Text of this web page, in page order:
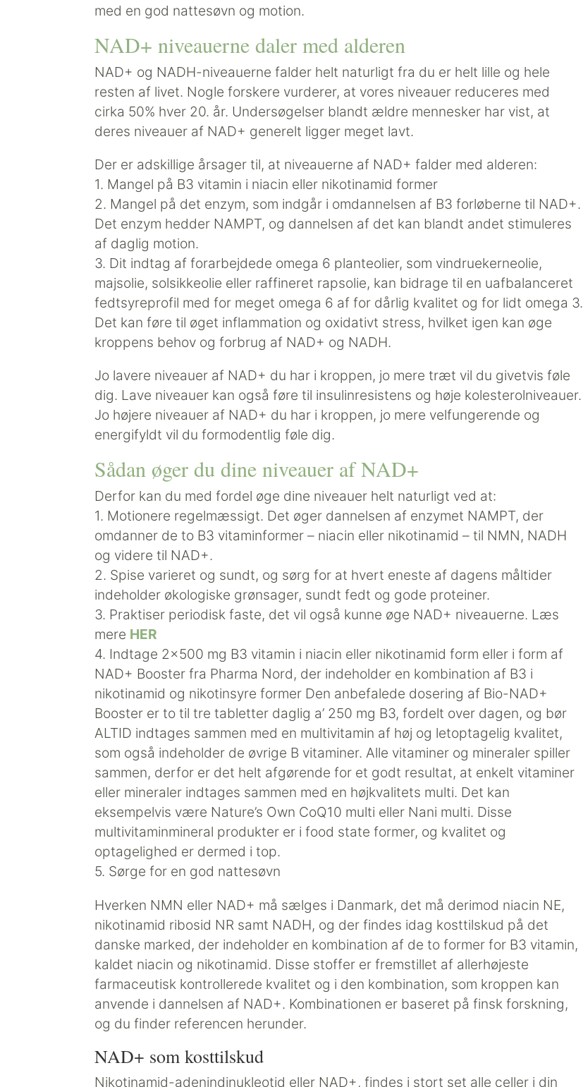
med en god nattesøvn og motion.
NAD+ niveauerne daler med alderen
NAD+ og NADH-niveauerne falder helt naturligt fra du er helt lille og hele
resten af livet. Nogle forskere vurderer, at vores niveauer reduceres med
cirka 50% hver 20. år. Undersøgelser blandt ældre mennesker har vist, at
deres niveauer af NAD+ generelt ligger meget lavt.
Der er adskillige årsager til, at niveauerne af NAD+ falder med alderen:
1. Mangel på B3 vitamin i niacin eller nikotinamid former
2. Mangel på det enzym, som indgår i omdannelsen af B3 forløberne til NAD+.
Det enzym hedder NAMPT, og dannelsen af det kan blandt andet stimuleres
af daglig motion.
3. Dit indtag af forarbejdede omega 6 planteolier, som vindruekerneolie,
majsolie, solsikkeolie eller raffineret rapsolie, kan bidrage til en uafbalanceret
fedtsyreprofil med for meget omega 6 af for dårlig kvalitet og for lidt omega 3.
Det kan føre til øget inflammation og oxidativt stress, hvilket igen kan øge
kroppens behov og forbrug af NAD+ og NADH.
Jo lavere niveauer af NAD+ du har i kroppen, jo mere træt vil du givetvis føle
dig. Lave niveauer kan også føre til insulinresistens og høje kolesterolniveauer.
Jo højere niveauer af NAD+ du har i kroppen, jo mere velfungerende og
energifyldt vil du formodentlig føle dig.
Sådan øger du dine niveauer af NAD+
Derfor kan du med fordel øge dine niveauer helt naturligt ved at:
1. Motionere regelmæssigt. Det øger dannelsen af enzymet NAMPT, der
omdanner de to B3 vitaminformer – niacin eller nikotinamid – til NMN, NADH
og videre til NAD+.
2. Spise varieret og sundt, og sørg for at hvert eneste af dagens måltider
indeholder økologiske grønsager, sundt fedt og gode proteiner.
3. Praktiser periodisk faste, det vil også kunne øge NAD+ niveauerne. Læs
mere HER
4. Indtage 2×500 mg B3 vitamin i niacin eller nikotinamid form eller i form af
NAD+ Booster fra Pharma Nord, der indeholder en kombination af B3 i
nikotinamid og nikotinsyre former Den anbefalede dosering af Bio-NAD+
Booster er to til tre tabletter daglig a’ 250 mg B3, fordelt over dagen, og bør
ALTID indtages sammen med en multivitamin af høj og letoptagelig kvalitet,
som også indeholder de øvrige B vitaminer. Alle vitaminer og mineraler spiller
sammen, derfor er det helt afgørende for et godt resultat, at enkelt vitaminer
eller mineraler indtages sammen med en højkvalitets multi. Det kan
eksempelvis være Nature’s Own CoQ10 multi eller Nani multi. Disse
multivitaminmineral produkter er i food state former, og kvalitet og
optagelighed er dermed i top.
5. Sørge for en god nattesøvn
Hverken NMN eller NAD+ må sælges i Danmark, det må derimod niacin NE,
nikotinamid ribosid NR samt NADH, og der findes idag kosttilskud på det
danske marked, der indeholder en kombination af de to former for B3 vitamin,
kaldet niacin og nikotinamid. Disse stoffer er fremstillet af allerhøjeste
farmaceutisk kontrollerede kvalitet og i den kombination, som kroppen kan
anvende i dannelsen af NAD+. Kombinationen er baseret på finsk forskning,
og du finder referencen herunder.
NAD+ som kosttilskud
Nikotinamid-adenindinukleotid eller NAD+, findes i stort set alle celler i din